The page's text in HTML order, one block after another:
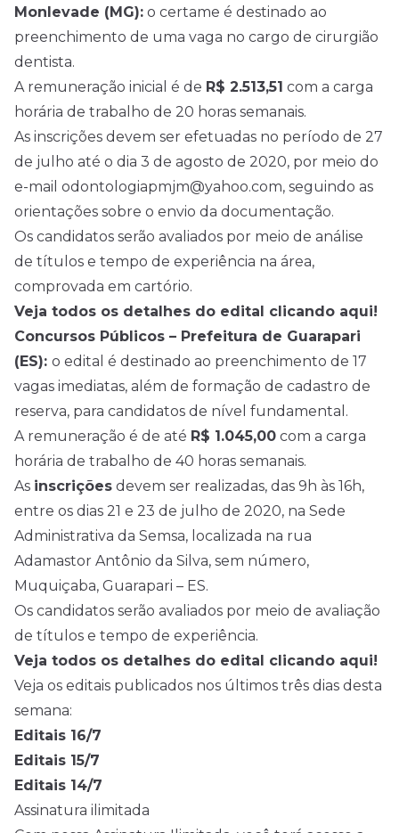
Monlevade (MG): o certame é destinado ao
preenchimento de uma vaga no cargo de cirurgião
dentista.
A remuneração inicial é de R$ 2.513,51 com a carga
horária de trabalho de 20 horas semanais.
As inscrições devem ser efetuadas no período de 27
de julho até o dia 3 de agosto de 2020, por meio do
e-mail odontologiapmjm@yahoo.com, seguindo as
orientações sobre o envio da documentação.
Os candidatos serão avaliados por meio de análise
de títulos e tempo de experiência na área,
comprovada em cartório.
Veja todos os detalhes do edital clicando aqui!
Concursos Públicos – Prefeitura de Guarapari
(ES): o edital é destinado ao preenchimento de 17
vagas imediatas, além de formação de cadastro de
reserva, para candidatos de nível fundamental.
A remuneração é de até R$ 1.045,00 com a carga
horária de trabalho de 40 horas semanais.
As inscrições devem ser realizadas, das 9h às 16h,
entre os dias 21 e 23 de julho de 2020, na Sede
Administrativa da Semsa, localizada na rua
Adamastor Antônio da Silva, sem número,
Muquiçaba, Guarapari – ES.
Os candidatos serão avaliados por meio de avaliação
de títulos e tempo de experiência.
Veja todos os detalhes do edital clicando aqui!
Veja os editais publicados nos últimos três dias desta
semana:
Editais 16/7
Editais 15/7
Editais 14/7
Assinatura ilimitada